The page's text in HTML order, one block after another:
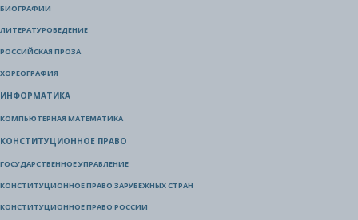
БИОГРАФИИ
ЛИТЕРАТУРОВЕДЕНИЕ
РОССИЙСКАЯ ПРОЗА
ХОРЕОГРАФИЯ
ИНФОРМАТИКА
КОМПЬЮТЕРНАЯ МАТЕМАТИКА
КОНСТИТУЦИОННОЕ ПРАВО
ГОСУДАРСТВЕННОЕ УПРАВЛЕНИЕ
КОНСТИТУЦИОННОЕ ПРАВО ЗАРУБЕЖНЫХ СТРАН
КОНСТИТУЦИОННОЕ ПРАВО РОССИИ